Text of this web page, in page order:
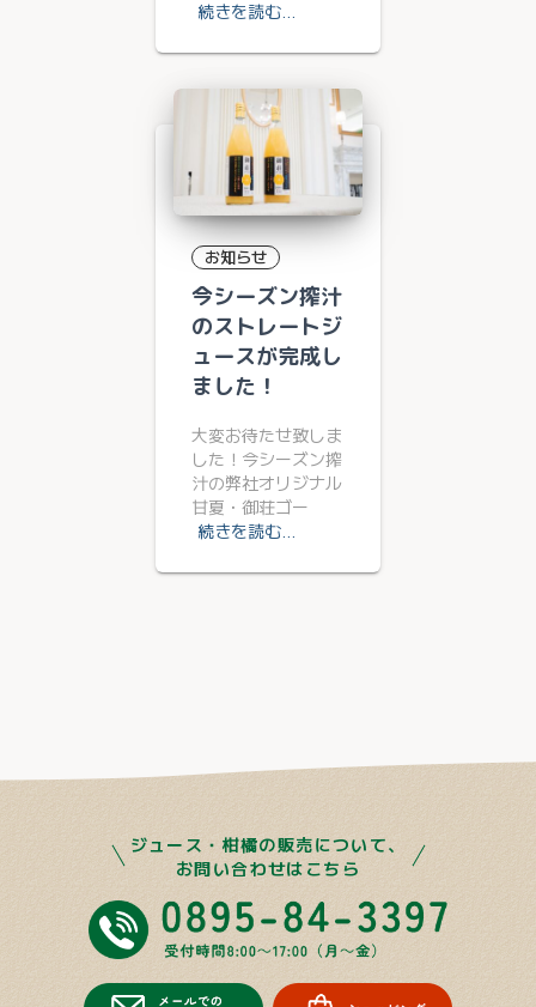
続きを読む…
お知らせ
今シーズン搾汁
のストレートジ
ュースが完成し
ました！
大変お待たせ致しま
した！今シーズン搾
汁の弊社オリジナル
甘夏・御荘ゴー
続きを読む…
ジュース・柑橘の販売について、
お問い合わせはこちら